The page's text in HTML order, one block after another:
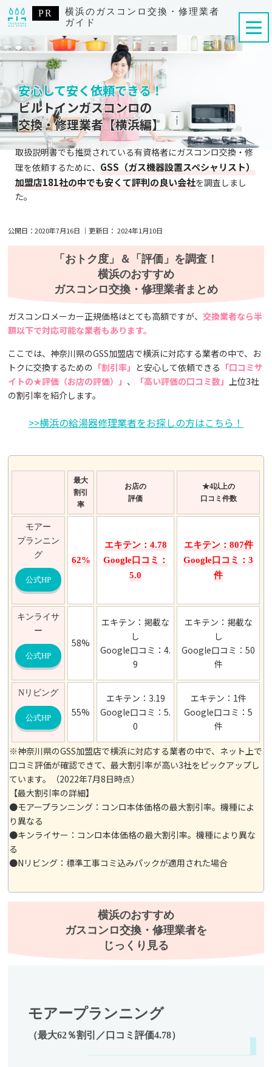
横浜のガスコンロ交換・修理業者
ガイド
安心して安く依頼できる！
ビルトインガスコンロの
交換・修理業者【横浜編】
取扱説明書でも推奨されている有資格者にガスコンロ交換・修
理を依頼するために、 GSS（ガス機器設置スペシャリスト）
加盟店181社の中でも安くて評判の良い会社を調査しまし
た。
公開日：2020年7月16日 ｜更新日：2024年1月10日
「おトク度」 ＆ 「評価」 を調査！
横浜のおすすめ
ガスコンロ交換・修理業者まとめ
ガスコンロメーカー正規価格はとても高額ですが、交換業者なら半
額以下で対応可能な業者もあります。
ここでは、神奈川県のGSS加盟店で横浜に対応する業者の中で、お
トクに交換するための 「割引率」 と安心して依頼できる 「口コミサ
イトの★評価（お店の評価）」 、 「高い評価の口コミ数」上位3社
の割引率を紹介します。
>>横浜の給湯器修理業者をお探しの方はこちら！
最大
割引
率
お店の
評価
★4以上の
口コミ件数
モアー
プランニン
グ
公式HP
62%
エキテン：4.78
Google口コミ：
5.0
エキテン：807件
Google口コミ：3
件
キンライサ
ー
公式HP
58%
エキテン：掲載な
し
Google口コミ：4.
9
エキテン：掲載な
し
Google口コミ：50
件
Nリビング
公式HP 55%
エキテン：3.19
Google口コミ：5.
0
エキテン：1件
Google口コミ：5
件
※神奈川県のGSS加盟店で横浜に対応する業者の中で、ネット上で
口コミ評価が確認できて、最大割引率が高い3社をピックアップし
ています。（2022年7月8日時点）
【最大割引率の詳細】
●モアープランニング：コンロ本体価格の最大割引率。機種によ
り異なる
●キンライサー：コンロ本体価格の最大割引率。機種により異な
る
●Nリビング：標準工事コミ込みパックが適用された場合
横浜のおすすめ
ガスコンロ交換・修理業者を
じっくり見る
モアープランニング
（最大62％割引／口コミ評価4.78）